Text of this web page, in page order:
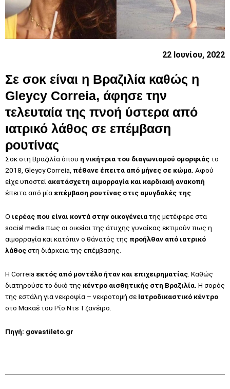
22 Ιουνίου, 2022
Σε σοκ είναι η Βραζιλία καθώς η
Gleycy Correia, άφησε την
τελευταία της πνοή ύστερα από
ιατρικό λάθος σε επέμβαση
ρουτίνας
Σοκ στη Βραζιλία όπου η νικήτρια του διαγωνισμού ομορφιάςτο
2018, Gleycy Correia, πέθανε έπειτα από μήνες σε κώμα. Αφού
είχε υποστεί ακατάσχετη αιμορραγία και καρδιακή ανακοπή
έπειτα από μία επέμβαση ρουτίνας στις αμυγδαλές της.
O ιερέας που είναι κοντά στην οικογένειατης μετέφερε στα
social media πως οι οικείοι της άτυχης γυναίκας εκτιμούν πως η
αιμορραγία και κατόπιν ο θάνατός της προήλθαν από ιατρικό
λάθοςστη διάρκεια της επέμβασης.
H Correia εκτός από μοντέλο ήταν και επιχειρηματίας . Καθώς
διατηρούσε το δικό της κέντρο αισθητικής στη Βραζιλία. Η σορός
της εστάλη για νεκροψία – νεκροτομή σε Ιατροδικαστικό κέντρο
στο Μακαέ του Ρίο Ντε Τζανέιρο.
Πηγή: govastileto.gr